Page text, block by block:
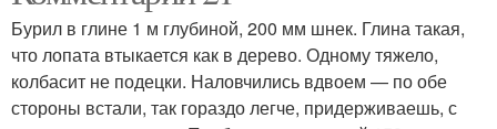
Бурил в глине 1 м глубиной, 200 мм шнек. Глина такая,
что лопата втыкается как в дерево. Одному тяжело,
колбасит не подецки. Наловчились вдвоем — по обе
стороны встали, так гораздо легче, придерживаешь, с